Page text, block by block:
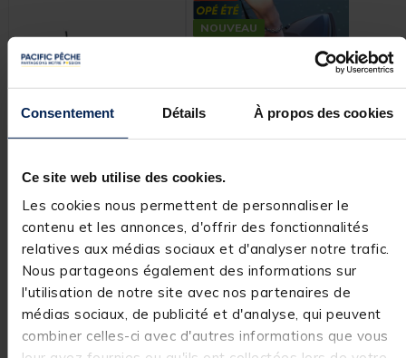
Consentement Détails À propos des cookies
Ce site web utilise des cookies.
Les cookies nous permettent de personnaliser le
contenu et les annonces, d'offrir des fonctionnalités
relatives aux médias sociaux et d'analyser notre trafic.
Nous partageons également des informations sur
l'utilisation de notre site avec nos partenaires de
médias sociaux, de publicité et d'analyse, qui peuvent
combiner celles-ci avec d'autres informations que vous
au panier
Bateau Amorceur
Deeper Quest
Chirp+
[object Object] out of 5 Customer Rating
(4)
1.849,00
€
Ajouter au panier
Expédition sous 7
jours
NOUVEAU
Bateau amorceur
carpe team
carpfishing Process
bait boat
[object Object] out of 5
(56)
Price reduced from
129,00 €to
90,30 € Ajouter au
Expédition sous 24 h